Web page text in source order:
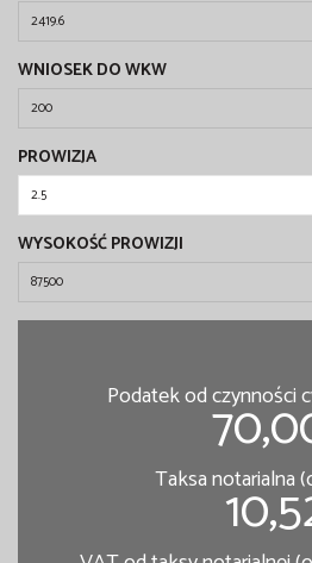
WNIOSEK DO WKW
PROWIZJA
WYSOKOŚĆ PROWIZJI
Podatek od czynności
Taksa notarialna